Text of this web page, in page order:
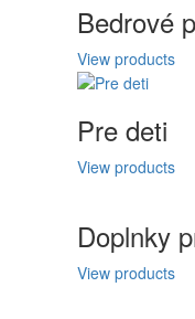
Bedrové
View products
Pre deti
View products
Doplnky
View products